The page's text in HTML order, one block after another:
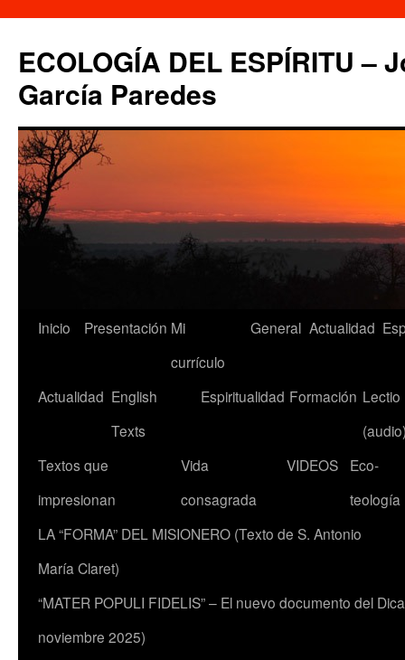
contenido
ECOLOGÍA DEL ESPÍRITU –
García Paredes
Inicio Presentación Mi
currículo
General Actualidad
Actualidad English
Texts
Espiritualidad Formación Lectio
Textos que
impresionan
Vida
consagrada
VIDEOS
Eco-
teología
LA “FORMA” DEL MISIONERO (Texto de S. Antonio
María Claret)
“MATER POPULI FIDELIS” – El nuevo documento del
noviembre 2025)